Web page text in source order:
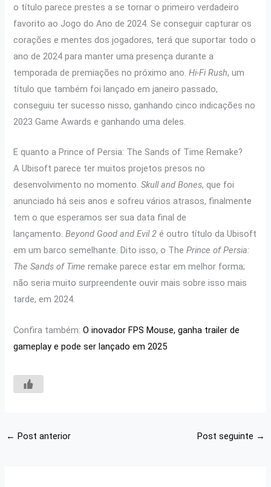
o título parece prestes a se tornar o primeiro verdadeiro
favorito ao Jogo do Ano de 2024. Se conseguir capturar os
corações e mentes dos jogadores, terá que suportar todo o
ano de 2024 para manter uma presença durante a
temporada de premiações no próximo ano.Hi-Fi Rush, um
título que também foi lançado em janeiro passado,
conseguiu ter sucesso nisso, ganhando cinco indicações no
2023 Game Awards e ganhando uma deles.
E quanto a Prince of Persia: The Sands of Time Remake?
A Ubisoft parece ter muitos projetos presos no
desenvolvimento no momento.Skull and Bones, que foi
anunciado há seis anos e sofreu vários atrasos, finalmente
tem o que esperamos ser sua data final de
lançamento.Beyond Good and Evil 2 é outro título da Ubisoft
em um barco semelhante. Dito isso, o ThePrince of Persia:
The Sands of Timeremake parece estar em melhor forma;
não seria muito surpreendente ouvir mais sobre isso mais
tarde, em 2024.
Confira também:O inovador FPS Mouse, ganha trailer de
gameplay e pode ser lançado em 2025
← Post anterior Post seguinte →